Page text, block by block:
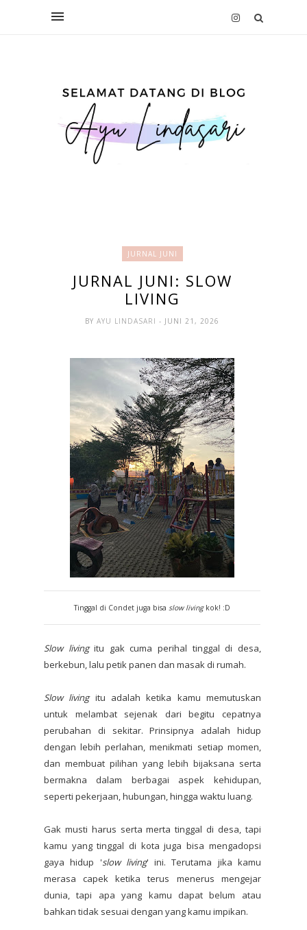
JURNAL JUNI
JURNAL JUNI: SLOW
LIVING
BYAYU LINDASARI- JUNI 21, 2026
Tinggal di Condet juga bisa slow livingkok! :D
Slow livingitu gak cuma perihal tinggal di desa,
berkebun, lalu petik panen dan masak di rumah.
Slow livingitu adalah ketika kamu memutuskan
untuk melambat sejenak dari begitu cepatnya
perubahan di sekitar. Prinsipnya adalah hidup
dengan lebih perlahan, menikmati setiap momen,
dan membuat pilihan yang lebih bijaksana serta
bermakna dalam berbagai aspek kehidupan,
seperti pekerjaan, hubungan, hingga waktu luang.
Gak musti harus serta merta tinggal di desa, tapi
kamu yang tinggal di kota juga bisa mengadopsi
gaya hidup 'slow living' ini. Terutama jika kamu
merasa capek ketika terus menerus mengejar
dunia, tapi apa yang kamu dapat belum atau
bahkan tidak sesuai dengan yang kamu impikan.